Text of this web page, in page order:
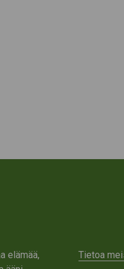
elämää,
Tietoa